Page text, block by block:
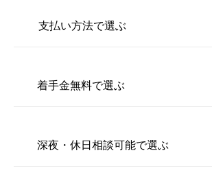
支払い方法で選ぶ
着手金無料で選ぶ
深夜・休日相談可能で選ぶ